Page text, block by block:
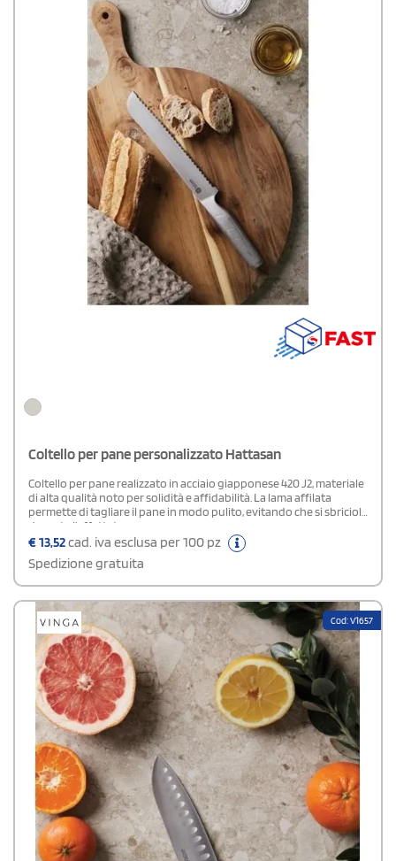
Coltello per pane personalizzato Hattasan
Coltello per pane realizzato in acciaio giapponese 420 J2, materiale
di alta qualità noto per solidità e affidabilità. La lama affilata
permette di tagliare il pane in modo pulito, evitando che si sbricioli
durante l’affettatura.
€13,52cad. iva esclusa per 100 pz
Spedizione gratuita
Cod: V1657